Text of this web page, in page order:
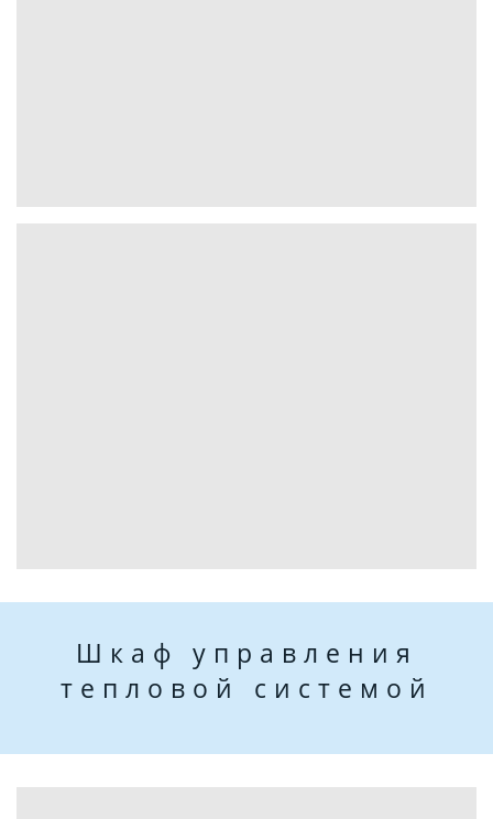
Шкаф управления
тепловой системой